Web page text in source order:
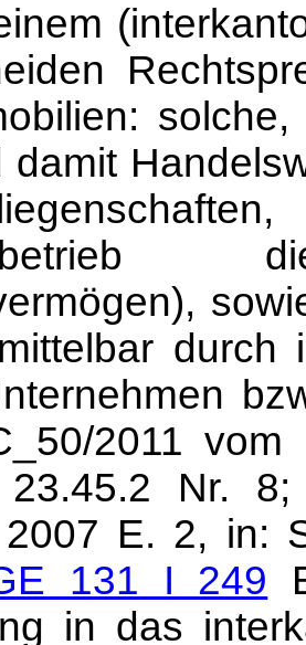
damit
durch
2011
Nr. 8;
2007 E. 2, in:
131 I 249
in das